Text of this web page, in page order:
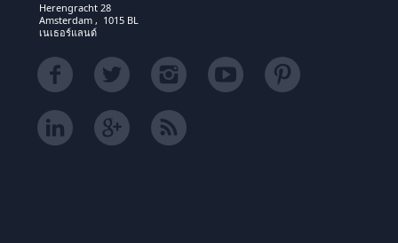
Herengracht 28
Amsterdam , 1015 BL
เนเธอร์แลนด์